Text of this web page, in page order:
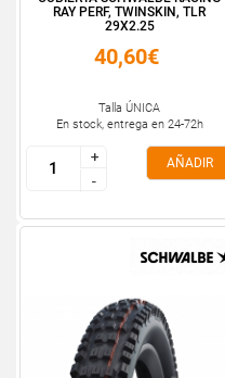
RAY PERF, TWINSKIN, TLR
29X2.25
40,60€
Talla ÚNICA
En stock, entrega en 24-72h
+
-
+
-
AÑADIR